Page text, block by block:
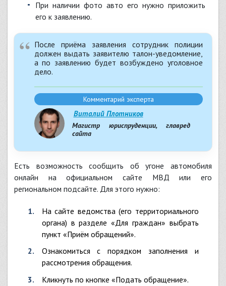
при наличии фото авто его нужно приложить
его к заявлению.
После приёма заявления сотрудник полиции
должен выдать заявителю талон-уведомление,
а по заявлению будет возбуждено уголовное
дело.
Виталий Плотников
Магистр юриспруденции, главред
сайта
Комментарий эксперта
Есть возможность сообщить об угоне автомобиля
онлайн наофициальном сайте МВД или его
региональном подсайте. Для этого нужно:
На сайте ведомства (его территориального
органа) в разделе «Для граждан» выбрать
пункт «Приём обращений».
Ознакомиться с порядком заполнения и
рассмотрения обращения.
Кликнуть по кнопке «Подать обращение».